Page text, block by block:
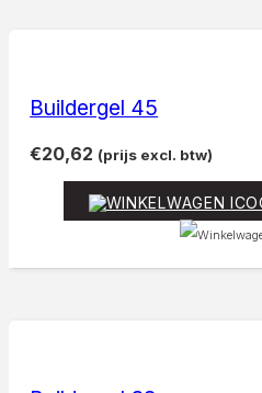
Buildergel 45
€20,62 (prijs excl. btw)